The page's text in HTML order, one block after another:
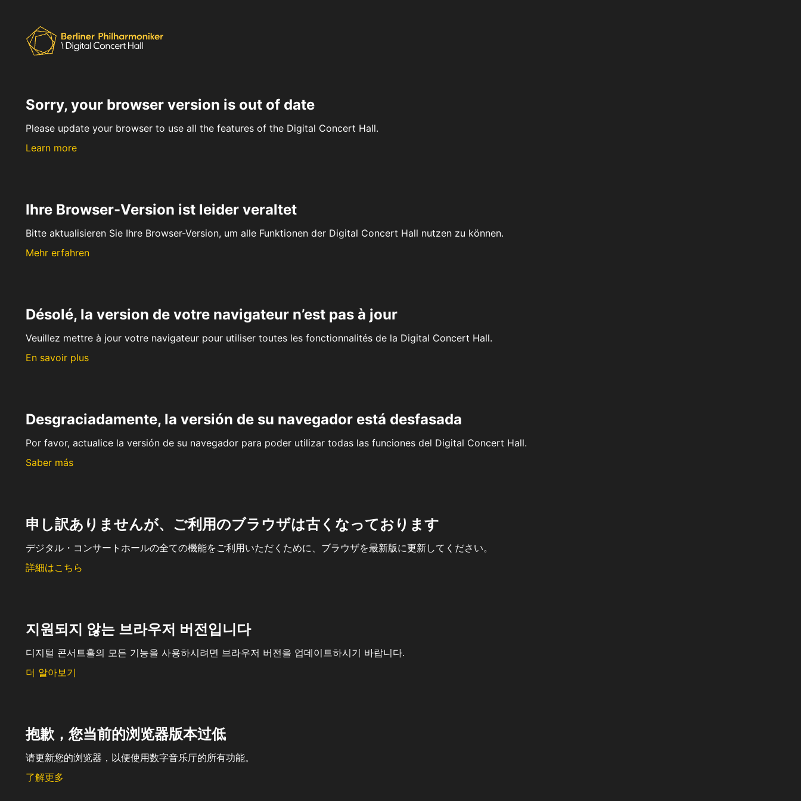
Sorry, your browser version is out of date
Please update your browser to use all the features of the Digital Concert Hall.
Learn more
Ihre Browser-Version ist leider veraltet
Bitte aktualisieren Sie Ihre Browser-Version, um alle Funktionen der Digital Concert Hall nutzen zu können.
Mehr erfahren
Désolé, la version de votre navigateur n’est pas à jour
Veuillez mettre à jour votre navigateur pour utiliser toutes les fonctionnalités de la Digital Concert Hall.
En savoir plus
Desgraciadamente, la versión de su navegador está desfasada
Por favor, actualice la versión de su navegador para poder utilizar todas las funciones del Digital Concert Hall.
Saber más
申し訳ありませんが、ご利用のブラウザは古くなっております
デジタル・コンサートホールの全ての機能をご利用いただくために、ブラウザを最新版に更新してください。
詳細はこちら
지원되지 않는 브라우저 버전입니다
디지털 콘서트홀의 모든 기능을 사용하시려면 브라우저 버전을 업데이트하시기 바랍니다.
더 알아보기
抱歉，您当前的浏览器版本过低
请更新您的浏览器，以便使用数字音乐厅的所有功能。
了解更多